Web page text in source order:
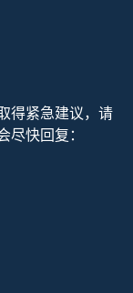
得紧急建议，请
尽快回复：